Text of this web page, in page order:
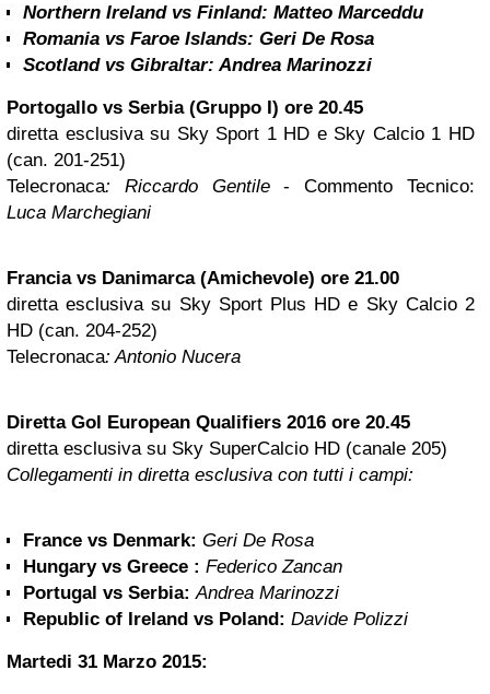
Northern Ireland vs Finland: Matteo Marceddu
Romania vs Faroe Islands: Geri De Rosa
Scotland vs Gibraltar:Andrea Marinozzi
Portogallo vs Serbia (Gruppo I) ore 20.45
diretta esclusiva su Sky Sport 1 HD e Sky Calcio 1 HD
(can. 201-251)
Telecronaca: Riccardo Gentile- Commento Tecnico:
Luca Marchegiani
Francia vs Danimarca (Amichevole) ore 21.00
diretta esclusiva su Sky Sport Plus HD e Sky Calcio 2
HD (can. 204-252)
Telecronaca: Antonio Nucera
Diretta Gol European Qualifiers 2016 ore 20.45
diretta esclusiva su Sky SuperCalcio HD (canale 205)
Collegamenti in diretta esclusiva con tutti i campi:
France vs Denmark: Geri De Rosa
Hungary vs Greece : Federico Zancan
Portugal vs Serbia: Andrea Marinozzi
Republic of Ireland vs Poland: Davide Polizzi
Martedi 31 Marzo 2015: